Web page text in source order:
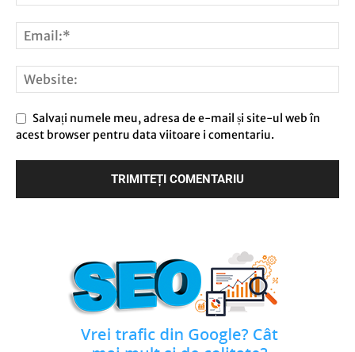
Salvați numele meu, adresa de e-mail și site-ul web în
acest browser pentru data viitoare i comentariu.